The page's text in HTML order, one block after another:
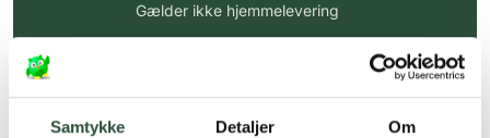
Samtykke Detaljer Om
Gælder ikke hjemmelevering
Få hjælp til din webordre
kundeservice@uglecare.dk